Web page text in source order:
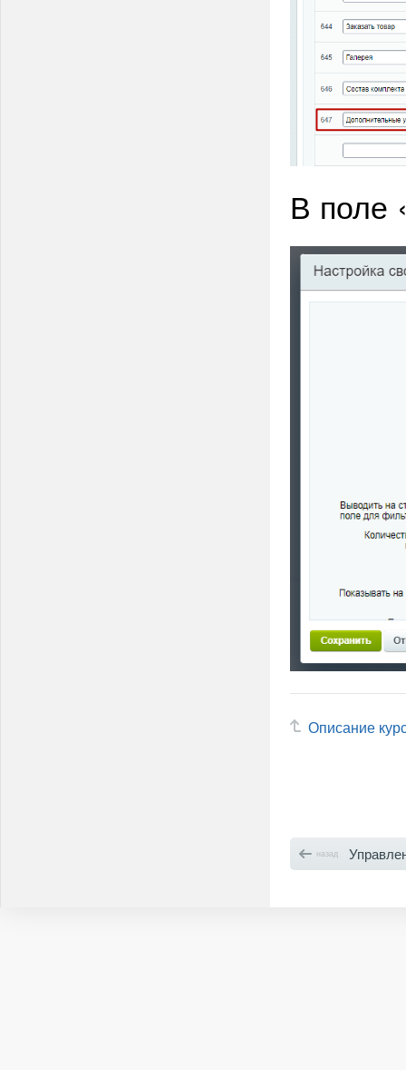
В поле
Описание
назад Управление